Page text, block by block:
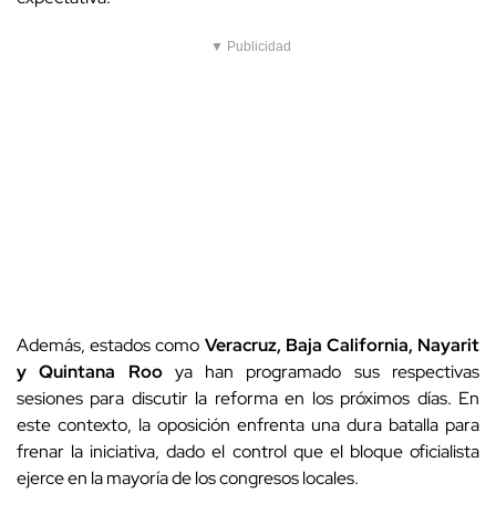
▼ Publicidad
Además, estados como Veracruz, Baja California, Nayarit
y Quintana Roo ya han programado sus respectivas
sesiones para discutir la reforma en los próximos días. En
este contexto, la oposición enfrenta una dura batalla para
frenar la iniciativa, dado el control que el bloque oficialista
ejerce en la mayoría de los congresos locales.